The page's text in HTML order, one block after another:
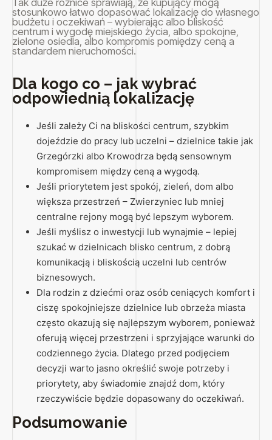
Tak duże różnice sprawiają, że kupujący mogą
stosunkowo łatwo dopasować lokalizację do własnego
budżetu i oczekiwań – wybierając albo bliskość
centrum i wygodę miejskiego życia, albo spokojne,
zielone osiedla, albo kompromis pomiędzy ceną a
standardem nieruchomości.
Dla kogo co – jak wybrać
odpowiednią lokalizację
Jeśli zależy Ci na bliskości centrum, szybkim
dojeździe do pracy lub uczelni – dzielnice takie jak
Grzegórzki albo Krowodrza będą sensownym
kompromisem między ceną a wygodą.
Jeśli priorytetem jest spokój, zieleń, dom albo
większa przestrzeń – Zwierzyniec lub mniej
centralne rejony mogą być lepszym wyborem.
Jeśli myślisz o inwestycji lub wynajmie – lepiej
szukać w dzielnicach blisko centrum, z dobrą
komunikacją i bliskością uczelni lub centrów
biznesowych.
Dla rodzin z dziećmi oraz osób ceniących komfort i
ciszę spokojniejsze dzielnice lub obrzeża miasta
często okazują się najlepszym wyborem, ponieważ
oferują więcej przestrzeni i sprzyjające warunki do
codziennego życia. Dlatego przed podjęciem
decyzji warto jasno określić swoje potrzeby i
priorytety, aby świadomie znajdź dom, który
rzeczywiście będzie dopasowany do oczekiwań.
Podsumowanie